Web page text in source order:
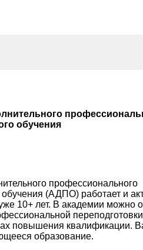
обучения
профессионального
(АДПО) работает и
10+ лет. В академии можно
повышения квалификации.
образование.